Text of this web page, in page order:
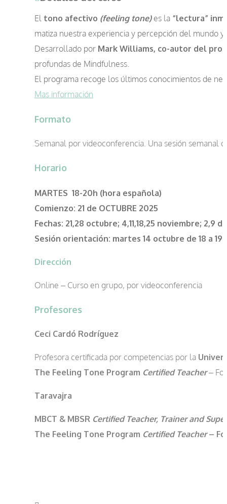
El tono afectivo (feeling tone)es la “lectura”
matiza nuestra experiencia y percepción del mundo
Desarrollado por Mark Williams, co-autor del
profundas de Mindfulness.
El programa recoge los últimos conocimientos de
Mas información
Formato
Semanal por videoconferencia. Una sesión semanal
Horario
MARTES 18-20h (hora española)
Comienzo: 21 de OCTUBRE 2025
Fechas: 21,28 octubre; 4,11,18,25 noviembre; 2,9
Sesión orientación: martes 14 octubre de 18 a 19h
Dirección
Online – Curso en grupo, por videoconferencia
Profesores
Ceci Cardó Rodríguez
Profesora certificada por competencias por la
The Feeling Tone Program Certified Teacher–
Taravajra
MBCT & MBSR Certified Teacher, Trainer and
The Feeling Tone Program Certified Teacher–